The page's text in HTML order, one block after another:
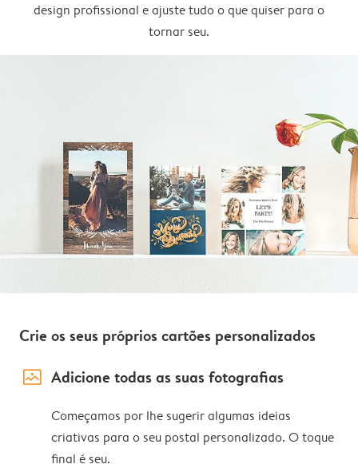
design profissional e ajuste tudo o que quiser para o
tornar seu.
Crie os seus próprios cartões personalizados
image_placeholder Adicione todas as suas fotografias
Começamos por lhe sugerir algumas ideias
criativas para o seu postal personalizado. O toque
final é seu.